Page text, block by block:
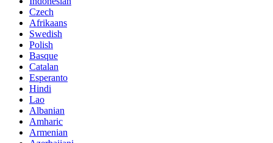
Czech
Afrikaans
Swedish
Polish
Basque
Catalan
Esperanto
Hindi
Lao
Albanian
Amharic
Armenian